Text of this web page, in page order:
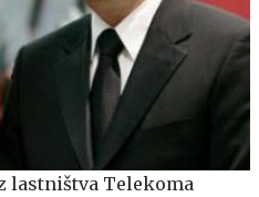
lastništva Telekoma